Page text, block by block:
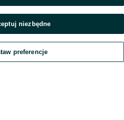
Dodaj Czat Konto
niezbędne
preferencje